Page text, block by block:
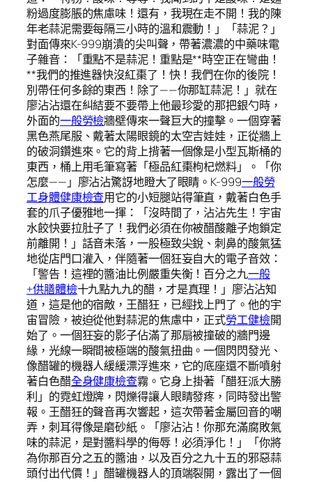
粉過度膨脹的焦慮味！還有，我現在走不開！我的陳
年老蒜泥需要每隔三小時的溫和震動！」「蒜泥？」
對面傳來K-999崩潰的尖叫聲，帶著濃濃的中藥味電
子雜音：「重點不是蒜泥！重點是**時空正在彎曲！
**我們的推進器快沒紅棗了！快！我們在你的後院！
別帶任何多餘的東西！除了——你那缸蒜泥！」就在
廖沾沾還在糾結要不要帶上他最珍愛的那把銀勺時，
外面的一般勞檢牆壁傳來一聲巨大的撞擊。一個穿著
黑色燕尾服、戴著太陽眼鏡的太空吉娃娃，正從牆上
的破洞鑽進來。它的背上揹著一個像是小型瓦斯桶的
東西，桶上用毛筆寫著「極品紅棗枸杞燃料」。「你
怎麼——」廖沾沾驚訝地瞪大了眼睛。K-999一般勞
工身體健康檢查用它的小短腿站得筆直，戴著白色手
套的爪子優雅地一揮：「沒時間了，沾沾先生！宇宙
水餃快要拉肚子了！我們必須在你被醋酸離子炮鎖定
前離開！」話音未落，一股極致尖銳、刺鼻的酸氣猛
地從店門口灌入，伴隨著一個狂妄自大的電子音效：
「警告！這裡的醬油比例嚴重失衡！百分之九一般
+供膳體檢十九點九九的醋，才是真理！」廖沾沾知
道，這是他的宿敵，王醋狂，已經找上門了。他的宇
宙冒險，被迫從他對蒜泥的焦慮中，正式勞工健檢開
始了。一個狂妄的影子佔滿了那扇被撞破的牆門邊
緣，光線一瞬間被極端的酸氣扭曲。一個閃閃發光、
像醋罐的機器人緩緩漂浮進來，它的底座還不斷噴射
著白色醋全身健康檢查霧。它身上掛著「醋狂派大勝
利」的霓虹燈牌，閃爍得讓人眼睛發疼，同時發出警
報。王醋狂的聲音再次響起，這次帶著金屬回音的嘲
弄，刺耳得像是磨砂紙。「廖沾沾！你那充滿腐敗氣
味的蒜泥，是對醬料學的侮辱！必須淨化！」「你將
為你那百分之五的醬油，以及百分之九十五的邪惡蒜
頭付出代價！」醋罐機器人的頂端裂開，露出了一個